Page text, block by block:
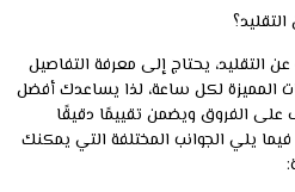
التقليد، يحتاج إلى معرفة التفاصيل
المميزة لكل ساعة، لذا يساعدك أفضل
على الفروق ويضمن تقييمًا دقيقًا
يلي الجوانب المختلفة التي يمكنك